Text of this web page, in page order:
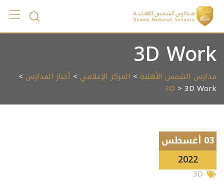
Skip
content
3D Work
مدارس الشمس الأهلية > المركز الإعلامي > أخبار المدارس >
3D > 3D Work
03 أغسطس
2022
3D